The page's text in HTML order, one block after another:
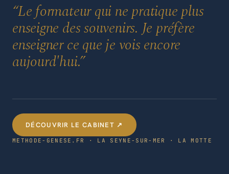
“Le formateur qui ne pratique plus
enseigne des souvenirs. Je préfère
enseigner ce que je vois encore
aujourd'hui.”
DÉCOUVRIR LE CABINET ↗
METHODE-GENESE.FR · LA SEYNE-SUR-MER · LA MOTTE